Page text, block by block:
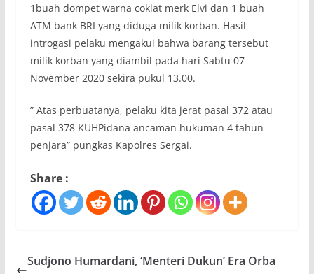
1buah dompet warna coklat merk Elvi dan 1 buah
ATM bank BRI yang diduga milik korban. Hasil
introgasi pelaku mengakui bahwa barang tersebut
milik korban yang diambil pada hari Sabtu 07
November 2020 sekira pukul 13.00.
” Atas perbuatanya, pelaku kita jerat pasal 372 atau
pasal 378 KUHPidana ancaman hukuman 4 tahun
penjara” pungkas Kapolres Sergai.
Share :
Sudjono Humardani, ‘Menteri Dukun’ Era Orba